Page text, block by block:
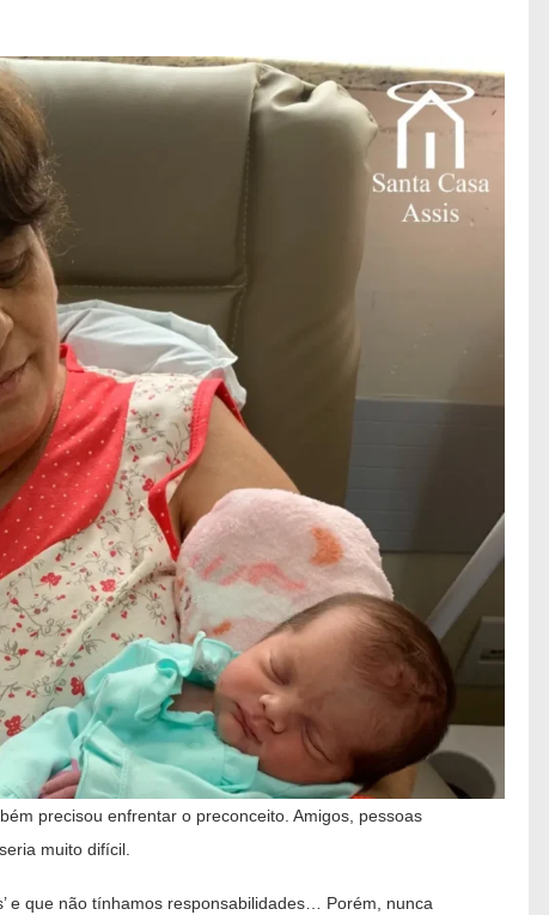
precisou enfrentar o preconceito. Amigos, pessoas
muito difícil.
e que não tínhamos responsabilidades… Porém, nunca